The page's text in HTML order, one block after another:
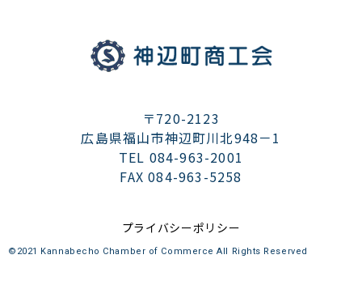
〒720-2123
広島県福山市神辺町川北948－1
TEL 084-963-2001
FAX 084-963-5258
プライバシーポリシー
©2021 Kannabecho Chamber of Commerce All Rights Reserved